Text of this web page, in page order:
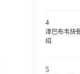
4
津巴布韦快
绍
5